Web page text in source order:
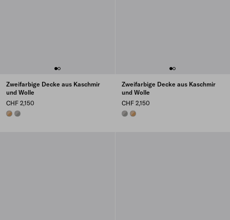
Zweifarbige Decke aus Kaschmir
und Wolle
CHF 2,150
CAMEL/SANDY BEIGE
GREY/CLOUDY GRAY
Zweifarbige Decke aus Kaschmir
und Wolle
CHF 2,150
GREY/CLOUDY GRAY
CAMEL/SANDY BEIGE